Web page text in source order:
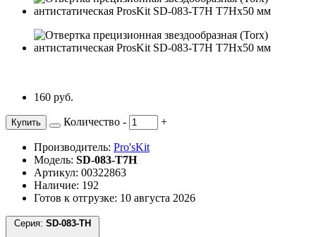
160 руб.
Купить Количество - +
Производитель: Pro'sKit
Модель: SD-083-T7H
Артикул: 00322863
Наличие: 192
Готов к отгрузке: 10 августа 2026
Серия: